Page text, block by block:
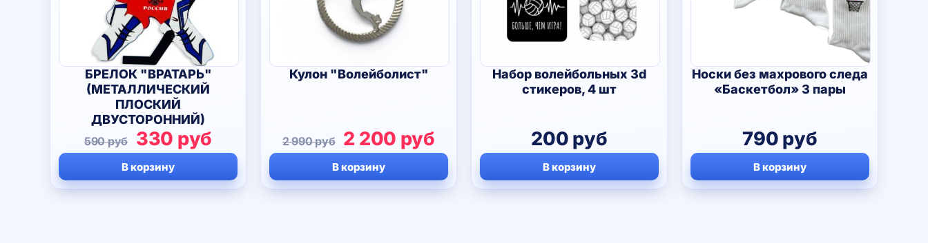
БРЕЛОК "ВРАТАРЬ"
(МЕТАЛЛИЧЕСКИЙ
ПЛОСКИЙ
ДВУСТОРОННИЙ)
590руб
Первоначальная
цена
составляла
330 рубТекущая
цена:
330 руб.
В корзину
Кулон "Волейболист"
2 990руб
Первоначальная
цена
составляла
2 200 рубТекущая
цена:
2
В корзину
Набор волейбольных 3d
стикеров, 4 шт
200 руб
В корзину
Носки без махрового следа
«Баскетбол» 3 пары
790 руб
В корзину